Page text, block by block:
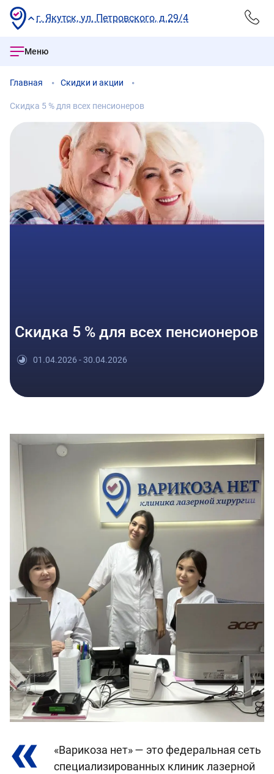
г. Якутск, ул. Петровского, д.29/4
Меню
Главная Скидки и акции
Скидка 5 % для всех пенсионеров
Скидка 5 % для всех пенсионеров
01.04.2026 - 30.04.2026
«Варикоза нет» — это федеральная сеть
специализированных клиник лазерной